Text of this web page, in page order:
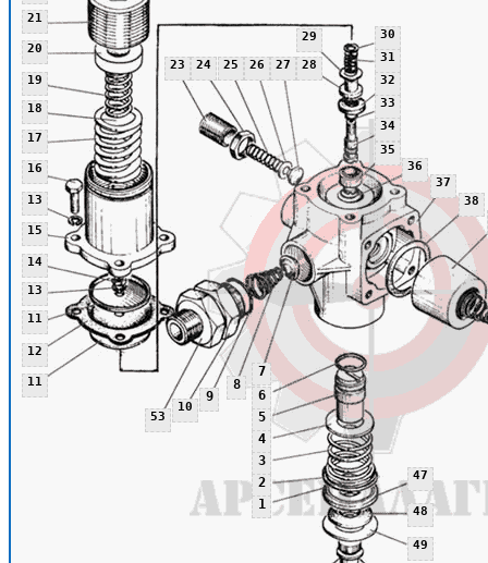
1
2
3
4
5
6
7
8
9
10
11
11
12
13
13
14
15
16
17
18
19
20
21
23 24 25 26 27 28
29
30
31
32
33
34
35
36
37
38
47
48
49
53